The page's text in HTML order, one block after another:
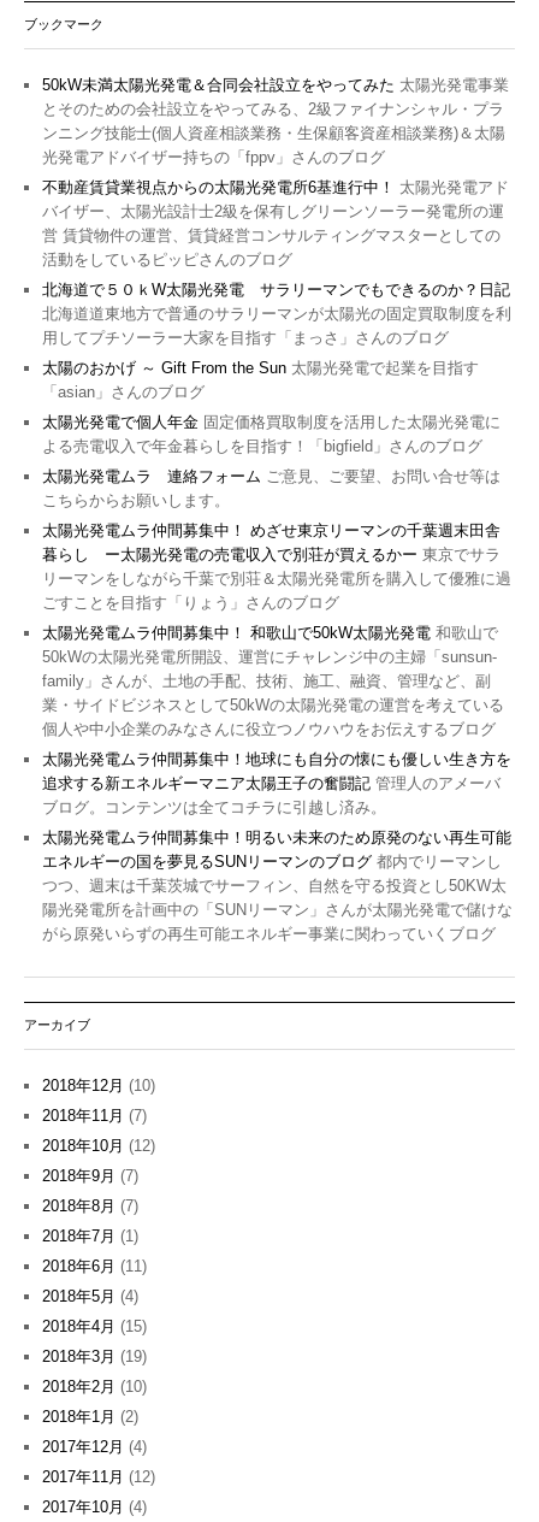
ブックマーク
50kW未満太陽光発電＆合同会社設立をやってみた 太陽光発電事業
とそのための会社設立をやってみる、2級ファイナンシャル・プラ
ンニング技能士(個人資産相談業務・生保顧客資産相談業務)＆太陽
光発電アドバイザー持ちの「fppv」さんのブログ
不動産賃貸業視点からの太陽光発電所6基進行中！
太陽光発電アド
バイザー、太陽光設計士2級を保有しグリーンソーラー発電所の運
営 賃貸物件の運営、賃貸経営コンサルティングマスターとしての
活動をしているピッピさんのブログ
北海道で５０ｋW太陽光発電 サラリーマンでもできるのか？日記
北海道道東地方で普通のサラリーマンが太陽光の固定買取制度を利
用してプチソーラー大家を目指す「まっさ」さんのブログ
太陽のおかげ ～ Gift From the Sun 太陽光発電で起業を目指す
「asian」さんのブログ
太陽光発電で個人年金 固定価格買取制度を活用した太陽光発電に
よる売電収入で年金暮らしを目指す！「bigfield」さんのブログ
太陽光発電ムラ 連絡フォーム ご意見、ご要望、お問い合せ等は
こちらからお願いします。
太陽光発電ムラ仲間募集中！ めざせ東京リーマンの千葉週末田舎
暮らし ー太陽光発電の売電収入で別荘が買えるかー 東京でサラ
リーマンをしながら千葉で別荘＆太陽光発電所を購入して優雅に過
ごすことを目指す「りょう」さんのブログ
太陽光発電ムラ仲間募集中！ 和歌山で50kW太陽光発電 和歌山で
50kWの太陽光発電所開設、運営にチャレンジ中の主婦「sunsun-
family」さんが、土地の手配、技術、施工、融資、管理など、副
業・サイドビジネスとして50kWの太陽光発電の運営を考えている
個人や中小企業のみなさんに役立つノウハウをお伝えするブログ
太陽光発電ムラ仲間募集中！地球にも自分の懐にも優しい生き方を
追求する新エネルギーマニア太陽王子の奮闘記 管理人のアメーバ
ブログ。コンテンツは全てコチラに引越し済み。
太陽光発電ムラ仲間募集中！明るい未来のため原発のない再生可能
エネルギーの国を夢見るSUNリーマンのブログ 都内でリーマンし
つつ、週末は千葉茨城でサーフィン、自然を守る投資とし50KW太
陽光発電所を計画中の「SUNリーマン」さんが太陽光発電で儲けな
がら原発いらずの再生可能エネルギー事業に関わっていくブログ
アーカイブ
2018年12月 (10)
2018年11月 (7)
2018年10月 (12)
2018年9月 (7)
2018年8月 (7)
2018年7月 (1)
2018年6月 (11)
2018年5月 (4)
2018年4月 (15)
2018年3月 (19)
2018年2月 (10)
2018年1月 (2)
2017年12月 (4)
2017年11月 (12)
2017年10月 (4)